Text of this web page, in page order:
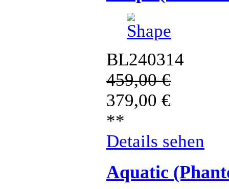
BL240314
459,00€
379,00 €
**
Details sehen
Aquatic